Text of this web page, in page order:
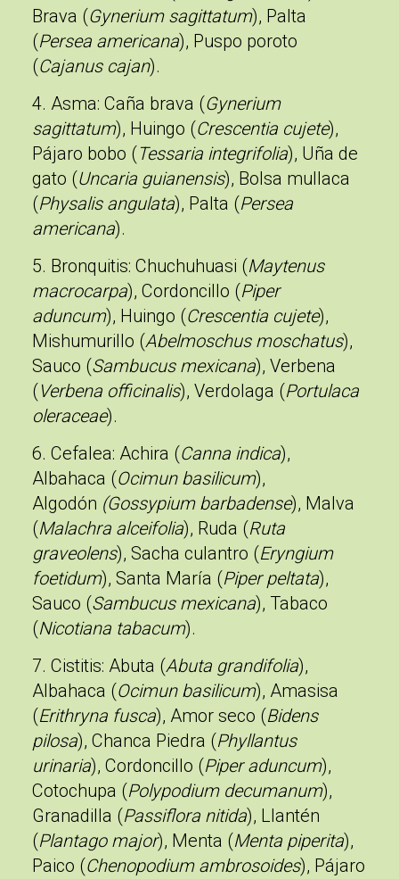
Brava (Gynerium sagittatum), Palta
(Persea americana), Puspo poroto
(Cajanus cajan).
4. Asma: Caña brava (Gynerium
sagittatum), Huingo (Crescentia cujete),
Pájaro bobo (Tessaria integrifolia), Uña de
gato (Uncaria guianensis), Bolsa mullaca
(Physalis angulata), Palta (Persea
americana).
5. Bronquitis: Chuchuhuasi (Maytenus
macrocarpa), Cordoncillo (Piper
aduncum), Huingo (Crescentia cujete),
Mishumurillo (Abelmoschus moschatus),
Sauco (Sambucus mexicana), Verbena
(Verbena officinalis), Verdolaga (Portulaca
oleraceae).
6. Cefalea: Achira (Canna indica),
Albahaca (Ocimun basilicum),
Algodón (Gossypium barbadense), Malva
(Malachra alceifolia), Ruda (Ruta
graveolens), Sacha culantro (Eryngium
foetidum), Santa María (Piper peltata),
Sauco (Sambucus mexicana), Tabaco
(Nicotiana tabacum).
7. Cistitis: Abuta (Abuta grandifolia),
Albahaca (Ocimun basilicum), Amasisa
(Erithryna fusca), Amor seco (Bidens
pilosa), Chanca Piedra (Phyllantus
urinaria), Cordoncillo (Piper aduncum),
Cotochupa (Polypodium decumanum),
Granadilla (Passiflora nitida), Llantén
(Plantago major), Menta (Menta piperita),
Paico (Chenopodium ambrosoides), Pájaro